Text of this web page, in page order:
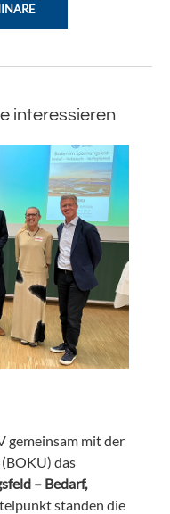
interessieren
gemeinsam mit der
das
– Bedarf,
standen die